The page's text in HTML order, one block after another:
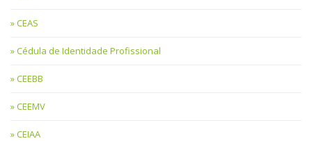
CEAS
Cédula de Identidade Profissional
CEEBB
CEEMV
CEIAA